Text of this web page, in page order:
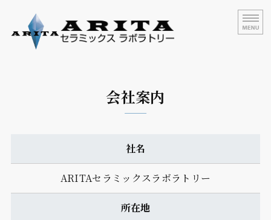
インプラント・メ
会社案内
お問い合わせ
会社案内
社名
ARITAセラミックスラボラトリー
所在地